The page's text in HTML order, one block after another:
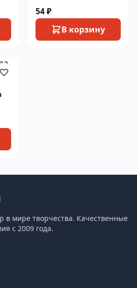
54 ₽
В корзину
мире творчества. Качественные
с 2009 года.